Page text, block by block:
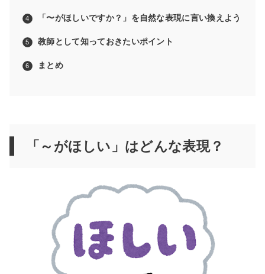
「〜がほしいですか？」を自然な表現に言い換えよう
教師として知っておきたいポイント
まとめ
「～がほしい」はどんな表現？